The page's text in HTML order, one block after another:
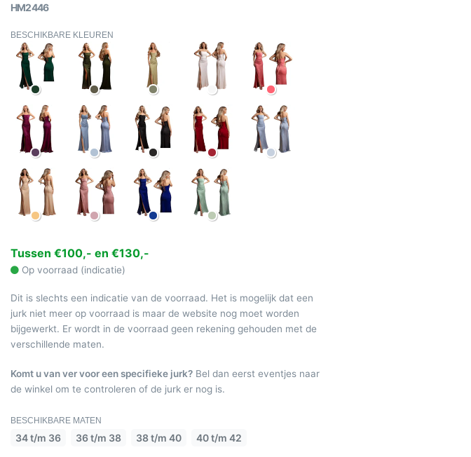
HM2446
BESCHIKBARE KLEUREN
Tussen €100,- en €130,-
Op voorraad (indicatie)
Dit is slechts een indicatie van de voorraad. Het is mogelijk dat een
jurk niet meer op voorraad is maar de website nog moet worden
bijgewerkt. Er wordt in de voorraad geen rekening gehouden met de
verschillende maten.
Komt u van ver voor een specifieke jurk? Bel dan eerst eventjes naar
de winkel om te controleren of de jurk er nog is.
BESCHIKBARE MATEN
34 t/m 36 36 t/m 38 38 t/m 40 40 t/m 42